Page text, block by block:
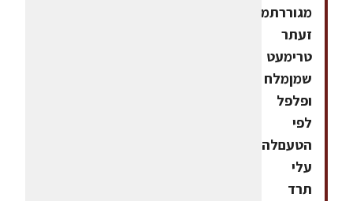
מגוררתמעט
זעתר
טרימעט
שמןמלח
ופלפל
לפי
הטעםלהגשה:
עלי
תרד